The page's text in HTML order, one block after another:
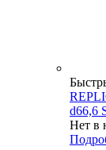
d66,6
Нет в